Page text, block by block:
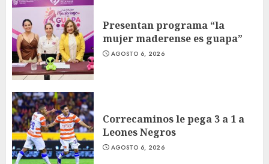
Presentan programa “la
mujer maderense es guapa”
AGOSTO 6, 2026
Correcaminos le pega 3 a 1 a
Leones Negros
AGOSTO 6, 2026